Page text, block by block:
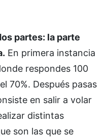
partes: la parte
En primera instancia
respondes 100
70%. Después pasas
en salir a volar
distintas
son las que se